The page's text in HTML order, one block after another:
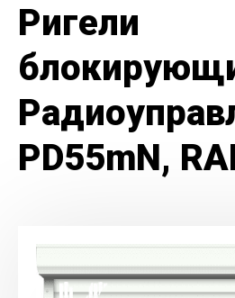
Ригели
PD55mN,